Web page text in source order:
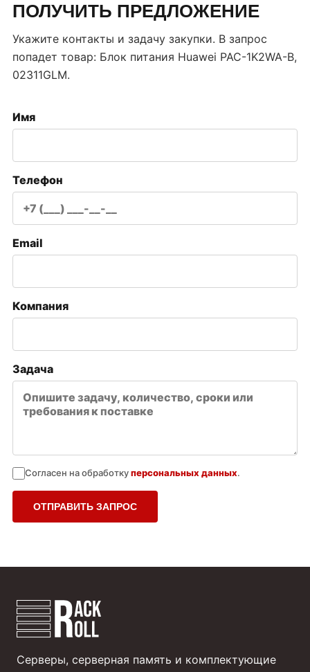
ПОЛУЧИТЬ ПРЕДЛОЖЕНИЕ
Укажите контакты и задачу закупки. В запрос
попадет товар: Блок питания Huawei PAC-1K2WA-B,
02311GLM.
Имя
Телефон
Email
Компания
Задача
Согласен на обработкуперсональных данных.
ОТПРАВИТЬ ЗАПРОС
Серверы, серверная память и комплектующие